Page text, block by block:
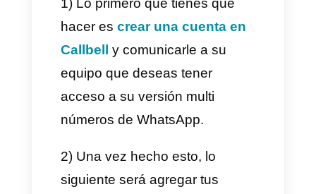
plataforma donde puedes
organizar la información por
marcas o por departamentos
hace que la supervisión sea
sencilla y que los
administradores puedan